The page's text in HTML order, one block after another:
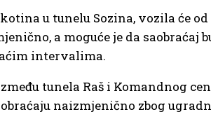
u tunelu Sozina, vozila će od
a moguće je da saobraćaj
intervalima.
tunela Raš i Komandnog
naizmjenično zbog